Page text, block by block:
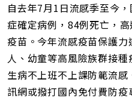
自去年7月1日流感季至今
症確定病例，84例死亡，
疫苗。今年流感疫苗保護
人、幼童等高風險族群接
生病不上班不上課防範流
訊網或撥打國內免付費防